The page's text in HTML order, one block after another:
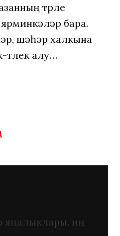
төрле
бара.
шәһәр халкына
төлек алу…
яңалыклары. иң